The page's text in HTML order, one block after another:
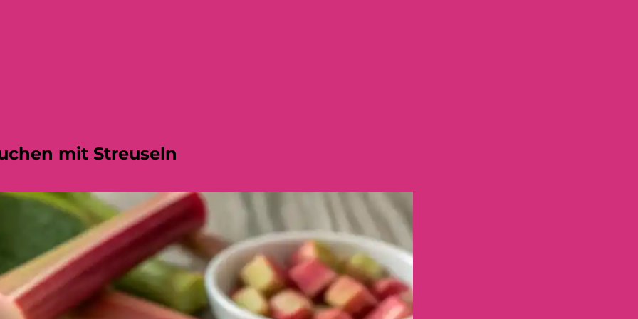
mit Streuseln